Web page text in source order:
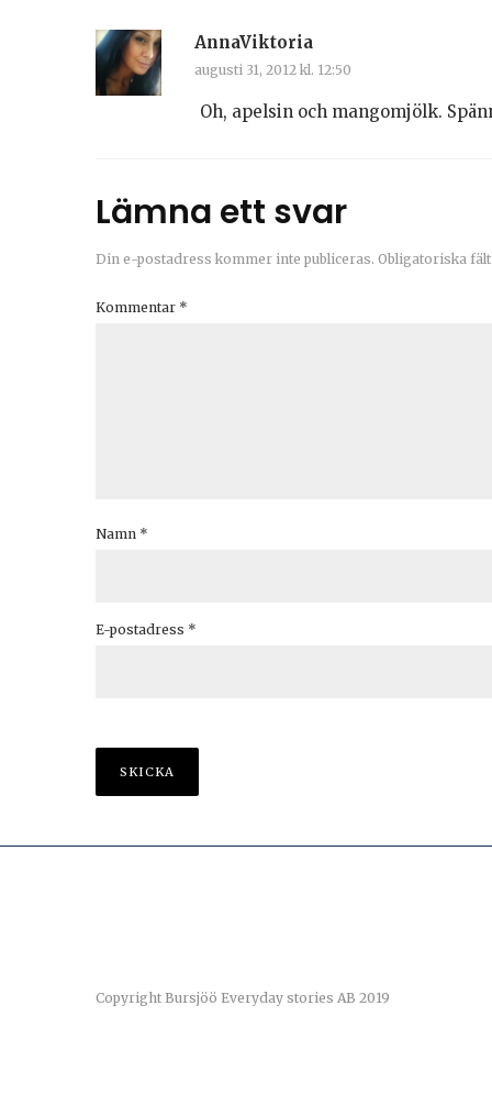
AnnaViktoria
augusti 31, 2012 kl. 12:50
Oh, apelsin och mangomjölk.
Lämna ett svar
Din e-postadress kommer inte publiceras. Obligatoriska
Kommentar *
Namn *
E-postadress *
Copyright Bursjöö Everyday stories AB 2019